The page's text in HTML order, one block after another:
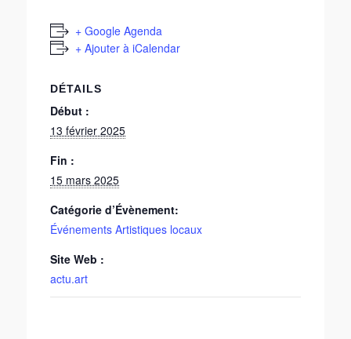
+ Google Agenda
+ Ajouter à iCalendar
DÉTAILS
Début :
13 février 2025
Fin :
15 mars 2025
Catégorie d’Évènement:
Événements Artistiques locaux
Site Web :
actu.art